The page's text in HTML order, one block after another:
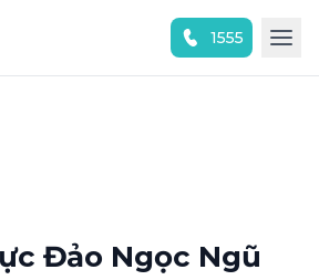
1555
Đảo Ngọc Ngũ